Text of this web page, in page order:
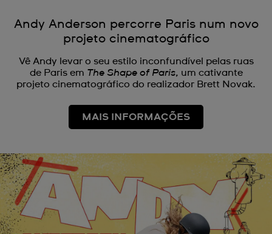
Andy Anderson percorre Paris num novo
projeto cinematográfico
Vê Andy levar o seu estilo inconfundível pelas ruas
de Paris em The Shape of Paris, um cativante
projeto cinematográfico do realizador Brett Novak.
MAIS INFORMAÇÕES